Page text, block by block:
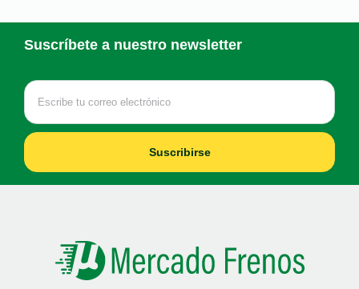
Suscríbete a nuestro newsletter
Suscribirse